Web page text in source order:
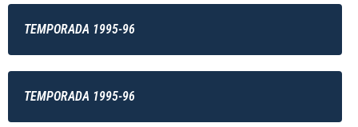
TEMPORADA 1995-96
TEMPORADA 1995-96